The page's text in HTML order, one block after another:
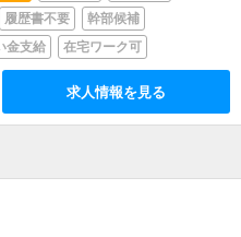
履歴書不要
幹部候補
金支給 在宅ワーク可
求人情報を見る